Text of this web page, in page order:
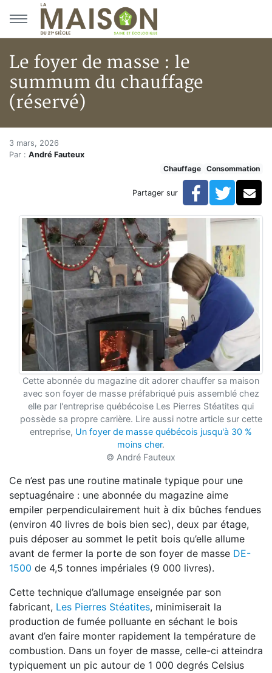
Aller au menu principal
Aller au contenu principal
Le foyer de masse : le
summum du chauffage
(réservé)
Accueil
Articles
Le foyer de masse : le summum du chauffage
Le foyer de masse : le
3 mars, 2026
Par : André Fauteux
Chauffage
Consommation
Partager sur Facebook
Cette abonnée du magazine dit adorer chauffer sa maison
avec son foyer de masse préfabriqué puis assemblé chez
elle par l'entreprise québécoise Les Pierres Stéatites qui
possède sa propre carrière. Lire aussi notre article sur cette
entreprise, Un foyer de masse québécois jusqu'à 30 %
moins cher.
© André Fauteux
Ce n’est pas une routine matinale typique pour une
septuagénaire : une abonnée du magazine aime
empiler perpendiculairement huit à dix bûches fendues
(environ 40 livres de bois bien sec), deux par étage,
puis déposer au sommet le petit bois qu’elle allume
avant de fermer la porte de son foyer de masse DE-
1500 de 4,5 tonnes impériales (9 000 livres).
Cette technique d’allumage enseignée par son
fabricant, Les Pierres Stéatites, minimiserait la
production de fumée polluante en séchant le bois
avant d’en faire monter rapidement la température de
combustion. Dans un foyer de masse, celle-ci atteindra
typiquement un pic autour de 1 000 degrés Celsius